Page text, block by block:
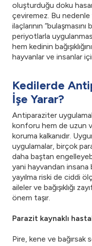
oluşturduğu doku
çeviremez. Bu
ilaçlarının
periyotlarla
hem kedinin
hayvanlar ve insanlar
Kedilerde
İşe Yarar?
Antiparaziter
konforu hem de uzun
koruma kalkanıdır.
uygulamalar, birçok
daha baştan
yani hayvandan insana
yayılma riski de ciddi
aileler ve bağışıklığı
önem taşır.
Parazit kaynaklı
Pire, kene ve bağırsak